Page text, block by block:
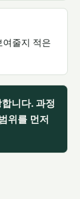
줄지 적은
니다. 과정
위를 먼저